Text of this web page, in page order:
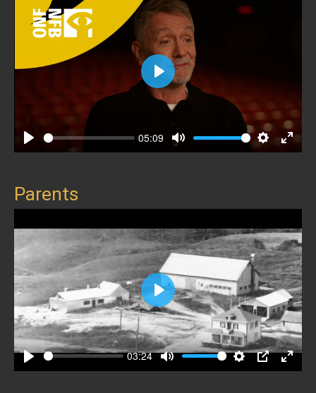
Play
05:09
Mute SettingsEnter
Play
Parents
Play
03:24
Mute SettingsPIP
Enter
Play